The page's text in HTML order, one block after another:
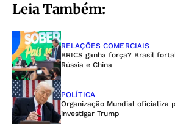
Leia Também:
RELAÇÕES COMERCIAIS
BRICS ganha força? Brasil
Rússia e China
POLÍTICA
Organização Mundial oficializa
investigar Trump